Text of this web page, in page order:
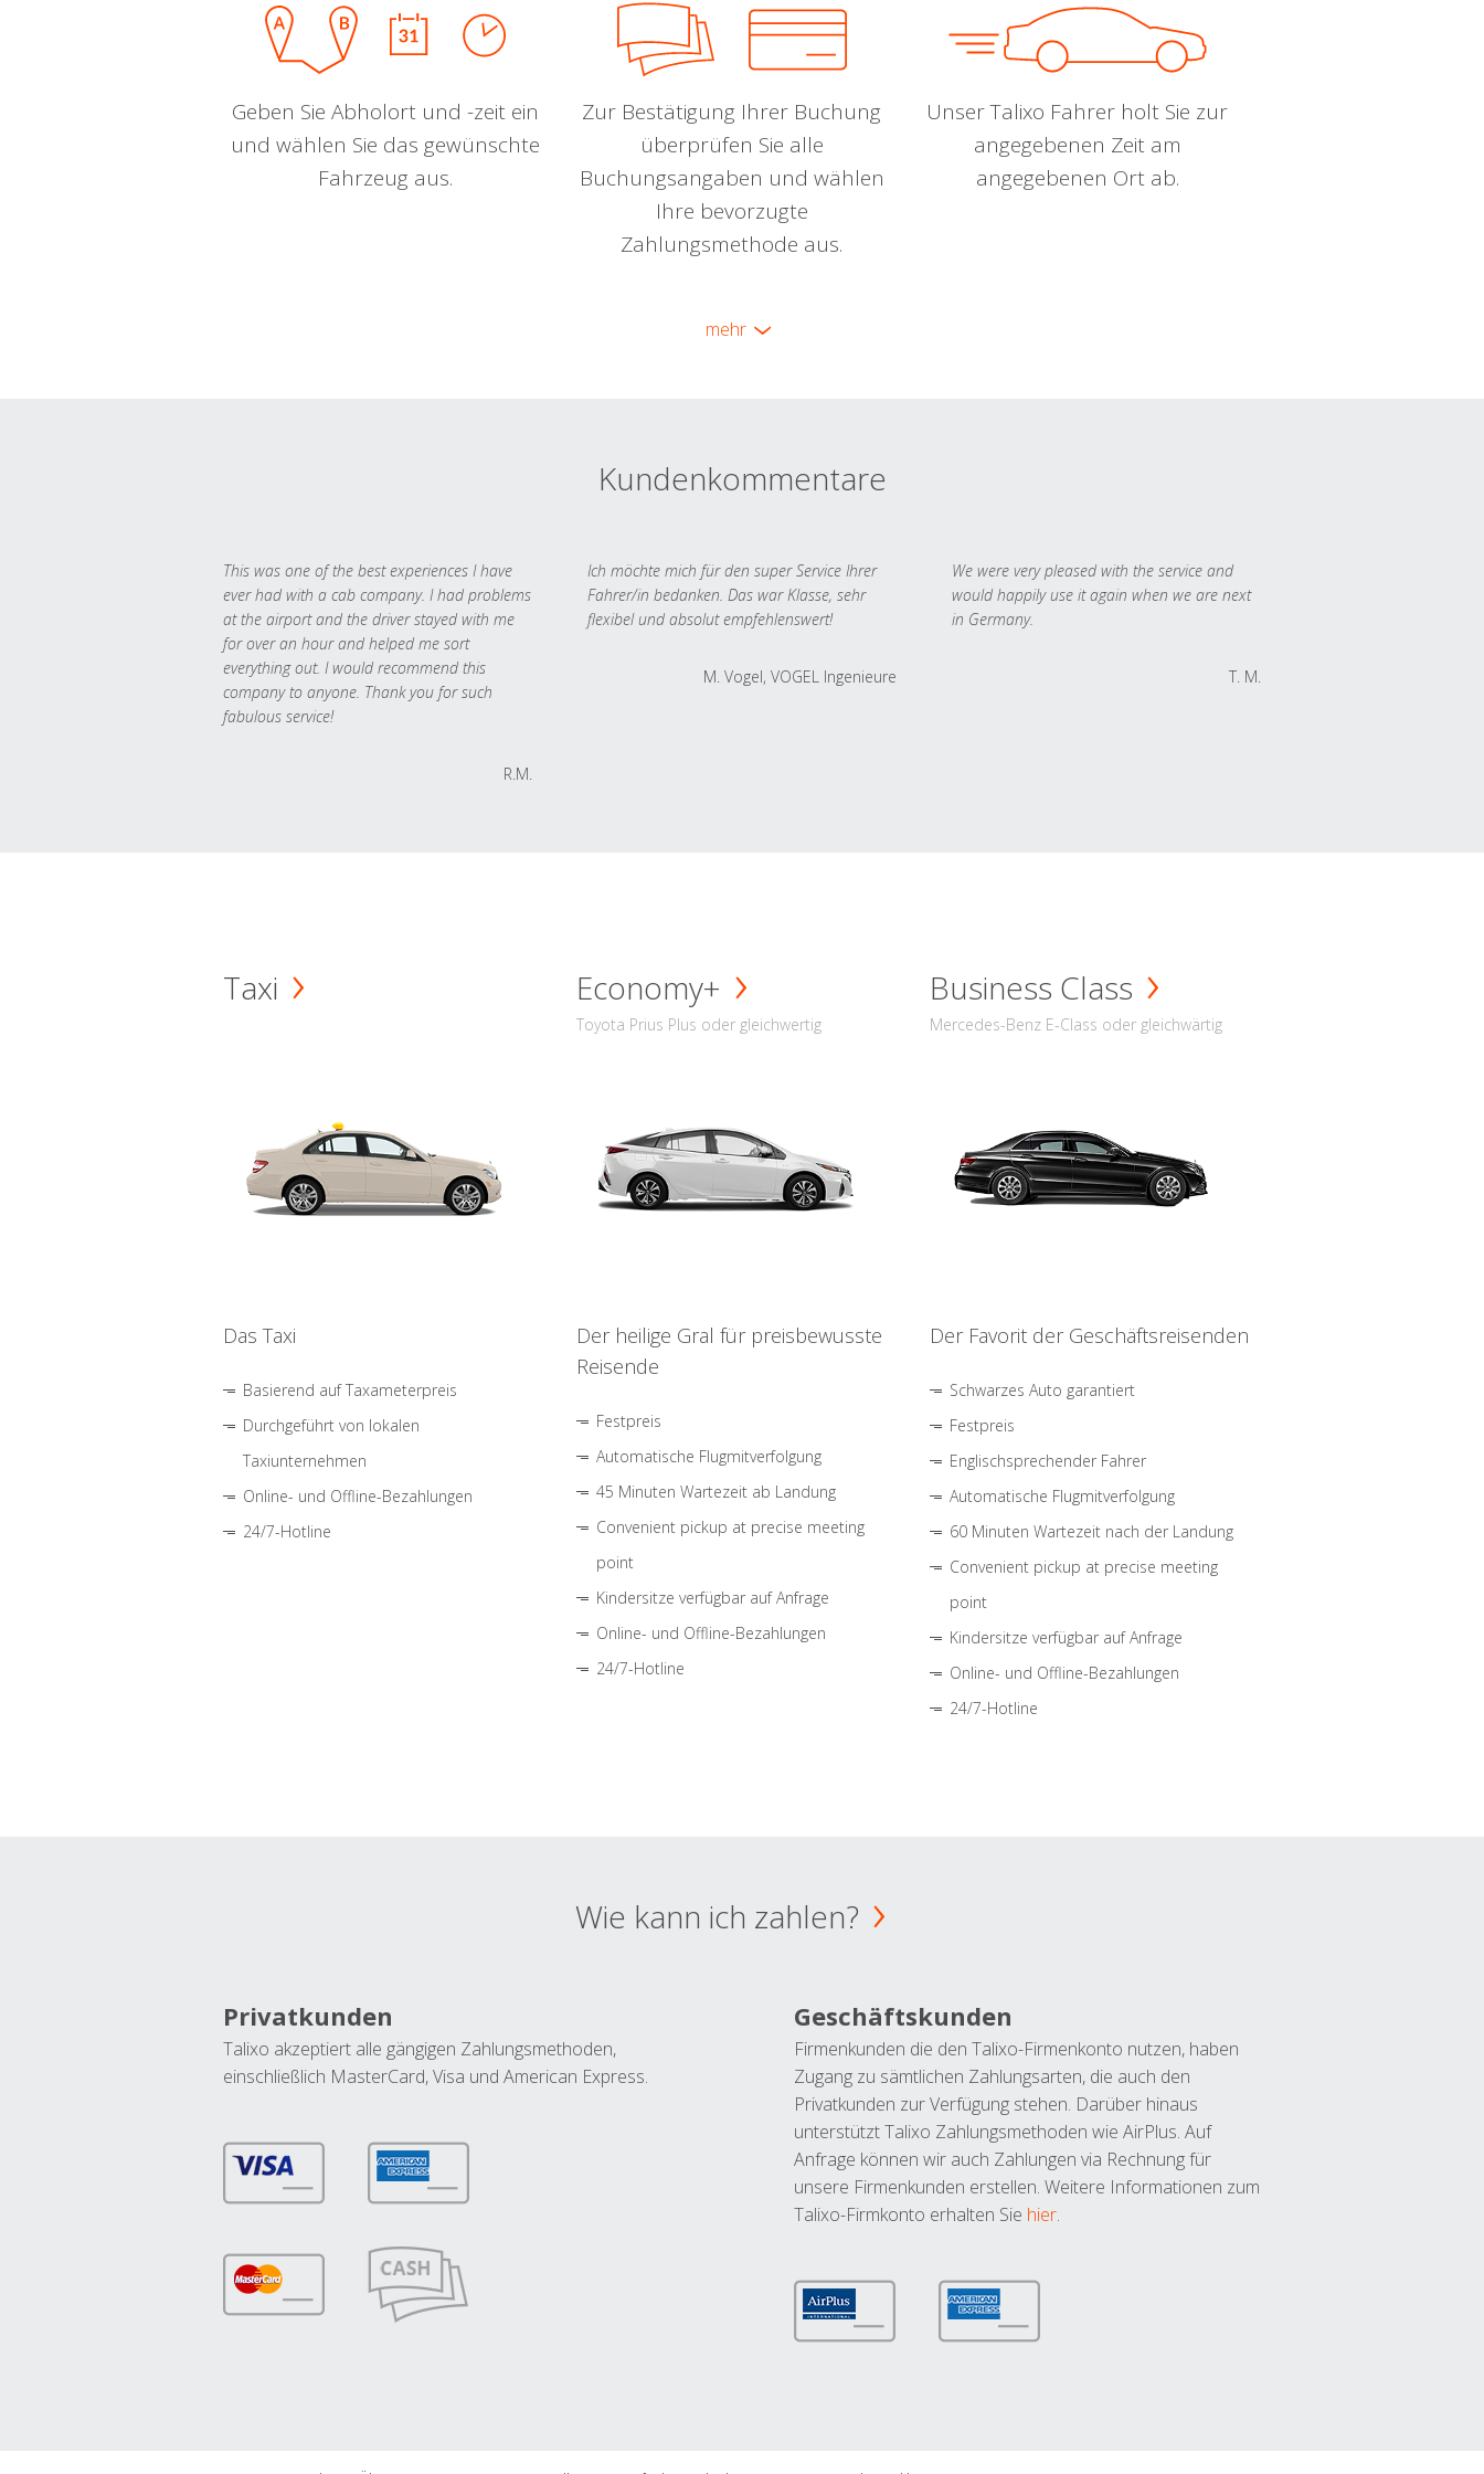
Geben Sie Abholort und -zeit ein
und wählen Sie das gewünschte
Fahrzeug aus.
Zur Bestätigung Ihrer Buchung
überprüfen Sie alle
Buchungsangaben und wählen
Ihre bevorzugte
Zahlungsmethode aus.
Unser Talixo Fahrer holt Sie zur
angegebenen Zeit am
angegebenen Ort ab.
mehr
Kundenkommentare
This was one of the best experiences I have
ever had with a cab company. I had problems
at the airport and the driver stayed with me
for over an hour and helped me sort
everything out. I would recommend this
company to anyone. Thank you for such
fabulous service!
R.M.
Ich möchte mich für den super Service Ihrer
Fahrer/in bedanken. Das war Klasse, sehr
flexibel und absolut empfehlenswert!
M. Vogel, VOGEL Ingenieure
We were very pleased with the service and
would happily use it again when we are next
in Germany.
T. M.
Taxi
Das Taxi
Basierend auf Taxameterpreis
Durchgeführt von lokalen
Taxiunternehmen
Online- und Offline-Bezahlungen
24/7-Hotline
Economy+
Toyota Prius Plus oder gleichwertig
Der heilige Gral für preisbewusste
Reisende
Festpreis
Automatische Flugmitverfolgung
45 Minuten Wartezeit ab Landung
Convenient pickup at precise meeting
point
Kindersitze verfügbar auf Anfrage
Online- und Offline-Bezahlungen
24/7-Hotline
Business Class
Mercedes-Benz E-Class oder gleichwärtig
Der Favorit der Geschäftsreisenden
Schwarzes Auto garantiert
Festpreis
Englischsprechender Fahrer
Automatische Flugmitverfolgung
60 Minuten Wartezeit nach der Landung
Convenient pickup at precise meeting
point
Kindersitze verfügbar auf Anfrage
Online- und Offline-Bezahlungen
24/7-Hotline
Wie kann ich zahlen?
Privatkunden
Talixo akzeptiert alle gängigen Zahlungsmethoden,
einschließlich MasterCard, Visa und American Express.
Geschäftskunden
Firmenkunden die den Talixo-Firmenkonto nutzen, haben
Zugang zu sämtlichen Zahlungsarten, die auch den
Privatkunden zur Verfügung stehen. Darüber hinaus
unterstützt Talixo Zahlungsmethoden wie AirPlus. Auf
Anfrage können wir auch Zahlungen via Rechnung für
unsere Firmenkunden erstellen. Weitere Informationen zum
Talixo-Firmkonto erhalten Sie hier.